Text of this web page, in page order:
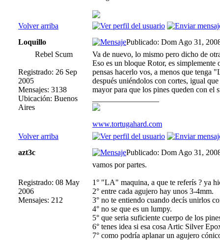
Volver arriba
Loquillo
Publicado: Dom Ago 31,
Rebel Scum
Registrado: 26 Sep
2005
Mensajes: 3138
Ubicación: Buenos
Aires
Va de nuevo, lo mismo pero dicho de
Eso es un bloque Rotor, es
pensas hacerlo vos, a menos que tenga
después uniéndolos con cortes, igual
mayor para que los pines queden con el
www.tortugahard.com
Volver arriba
azt3c
Publicado: Dom Ago 31,
Registrado: 08 May
2006
Mensajes: 212
vamos por partes.
1° "LA" maquina, a que te referís ? ya
2° entre cada agujero hay unos 3-4mm.
3° no te entiendo cuando decís unirlos
4° no se que es un lumpy.
5° que seria suficiente cuerpo de los
6° tenes idea si esa cosa Artic Silver
7° como podría aplanar un agujero